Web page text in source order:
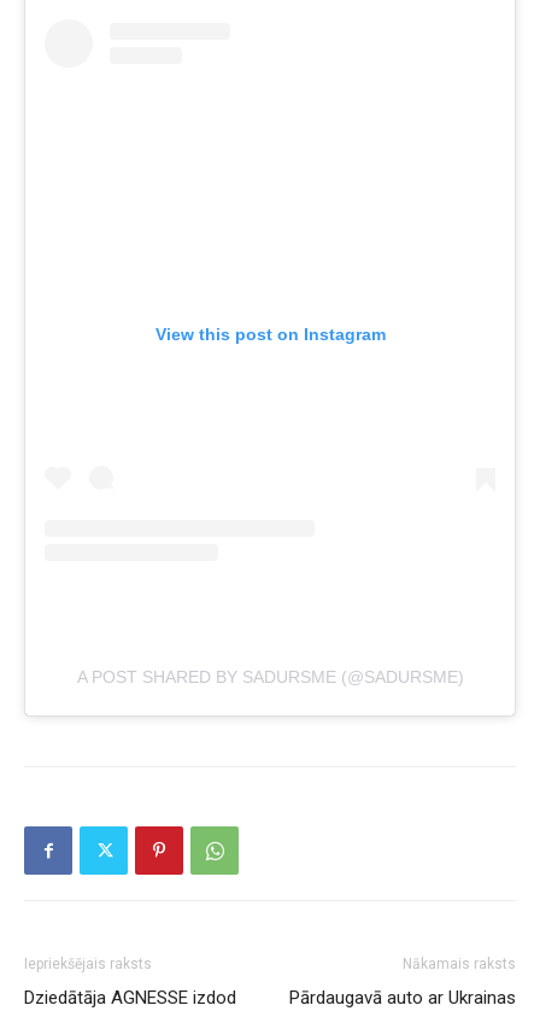
View this post on Instagram
A POST SHARED BY SADURSME (@SADURSME)
Iepriekšējais raksts
Dziedātāja AGNESSE izdod
Nākamais raksts
Pārdaugavā auto ar Ukrainas